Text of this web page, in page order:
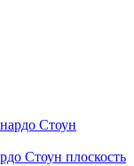
Стоун плоскость